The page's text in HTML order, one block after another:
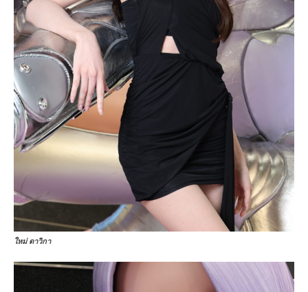
ใหม่ ดาวิกา